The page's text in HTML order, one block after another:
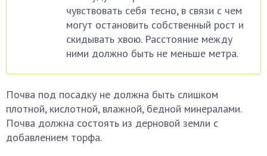
чувствовать себя тесно, в связи с чем
могут остановить собственный рост и
скидывать хвою. Расстояние между
ними должно быть не меньше метра.
Почва под посадку не должна быть слишком
плотной, кислотной, влажной, бедной минералами.
Почва должна состоять из дерновой земли с
добавлением торфа.